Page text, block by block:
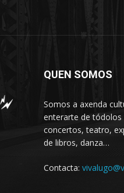
QUEN SOMOS
Somos a axenda
enterarte de tódolos
concertos, teatro,
de libros, danza…
Contacta: